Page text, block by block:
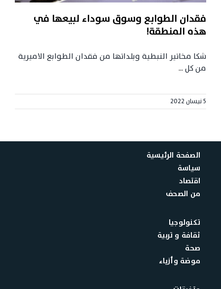
Podcast
من نحن
عن:
فقدان الطوابع وسوق سوداء لبيعها في
هذه المنطقة!
شكا مخاتير النبطية وبلداتها من فقدان الطوابع الاميرية
من كل...
5 نيسان 2022
الصفحة الرئيسية
سياسة
اقتصاد
من الصحف
تكنولوجيا
ثقافة و تربية
صحة
موضة وأزياء